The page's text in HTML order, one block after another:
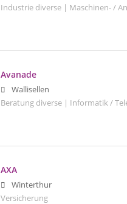
Industrie diverse | Maschinen- /
Avanade
Wallisellen
Beratung diverse | Informatik /
AXA
Winterthur
Versicherung